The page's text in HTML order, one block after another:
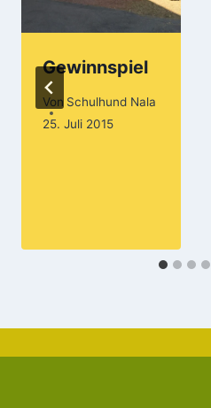
Gewinnspiel
Von Schulhund Nala
25. Juli 2015